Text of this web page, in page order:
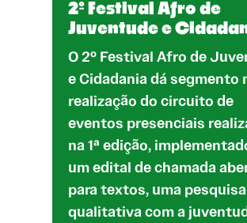
2º Festival Afro de
Juventude e
O 2º Festival Afro de
e Cidadania dá segmento
realização do circuito de
eventos presenciais
na 1ª edição,
um edital de chamada
para textos, uma pesquisa
qualitativa com a